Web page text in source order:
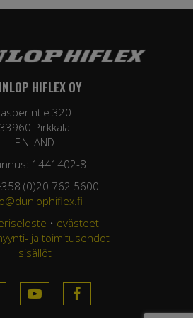
HIFLEX OY
Jasperintie 320
33960 Pirkkala
FINLAND
1441402-8
(0)20 762 5600
• evästeet
ja toimitusehdot
sisällöt